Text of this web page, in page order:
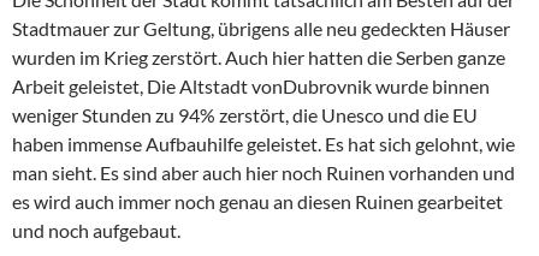
Stadtmauer zur Geltung, übrigens alle neu gedeckten Häuser
wurden im Krieg zerstört. Auch hier hatten die Serben ganze
Arbeit geleistet, Die Altstadt vonDubrovnik wurde binnen
weniger Stunden zu 94% zerstört, die Unesco und die EU
haben immense Aufbauhilfe geleistet. Es hat sich gelohnt, wie
man sieht. Es sind aber auch hier noch Ruinen vorhanden und
es wird auch immer noch genau an diesen Ruinen gearbeitet
und noch aufgebaut.